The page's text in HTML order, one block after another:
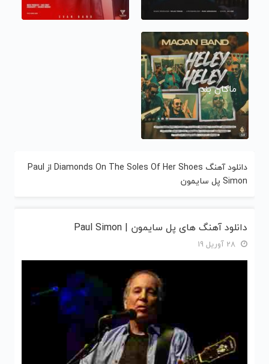
ماکان بند
دانلود آهنگ Diamonds On The Soles Of Her Shoes از Paul
Simon پل سایمون
دانلود آهنگ های پل سایمون | Paul Simon